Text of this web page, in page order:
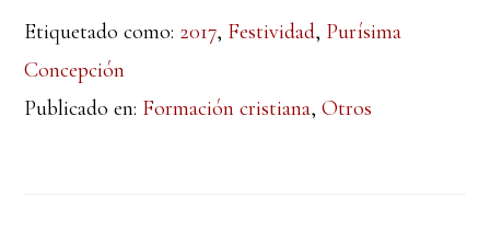
Etiquetado como: 2017, Festividad, Purísima
Concepción
Publicado en: Formación cristiana,Otros